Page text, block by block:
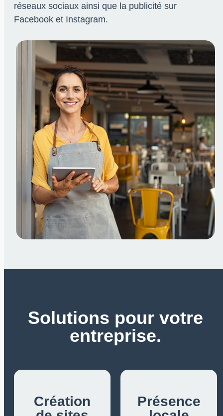
réseaux sociaux ainsi que la publicité sur
Facebook et Instagram.
Solutions pour votre
entreprise.
Création
Présence